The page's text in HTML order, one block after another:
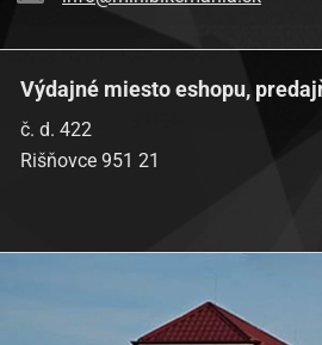
Výdajné miesto eshopu,
č. d. 422
Rišňovce 951 21